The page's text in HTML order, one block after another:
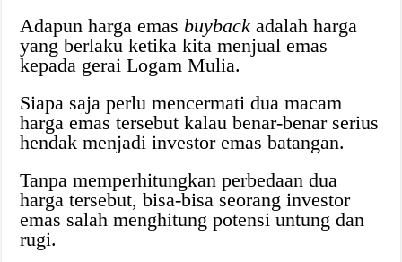
Adapun harga emas buybackadalah harga
yang berlaku ketika kita menjual emas
kepada gerai Logam Mulia.
Siapa saja perlu mencermati dua macam
harga emas tersebut kalau benar-benar serius
hendak menjadi investor emas batangan.
Tanpa memperhitungkan perbedaan dua
harga tersebut, bisa-bisa seorang investor
emas salah menghitung potensi untung dan
rugi.